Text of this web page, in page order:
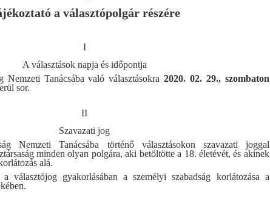
a választópolgár részére
I
A választások napja és időpontja
Nemzeti Tanácsába való választásokra2020. 02. 29., szombaton
sor.
II
Szavazati jog
Nemzeti Tanácsába történő választásokon szavazati joggal
minden olyan polgára, aki betöltötte a 18. életévét, és akinek
alá.
választójog gyakorlásában a személyi szabadság korlátozása a